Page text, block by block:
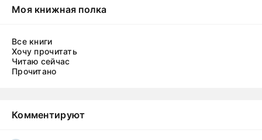
Моя книжная полка
Все книги
Хочу прочитать
Читаю сейчас
Прочитано
Комментируют